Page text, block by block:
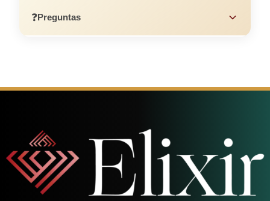
❓Preguntas